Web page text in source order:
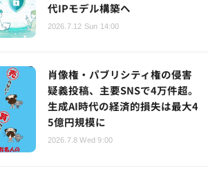
代IPモデル構築へ
2026.7.12 Sun 14:00
肖像権・パブリシティ権の侵害
疑義投稿、主要SNSで4万件超。
生成AI時代の経済的損失は最大4
5億円規模に
2026.7.8 Wed 9:00